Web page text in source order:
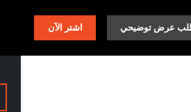
عرض توضيحي اشتر الآن